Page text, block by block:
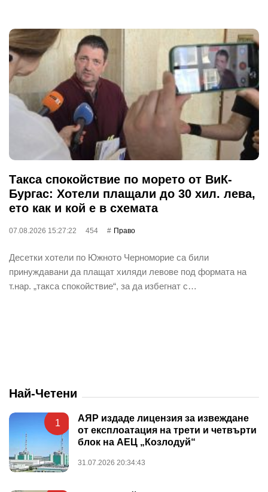
Такса спокойствие по морето от ВиК-
Бургас: Хотели плащали до 30 хил. лева,
ето как и кой е в схемата
07.08.2026 15:27:22 454 Право
Десетки хотели по Южното Черноморие са били
принуждавани да плащат хиляди левове под формата на
т.нар. „такса спокойствие“, за да избегнат с…
Най-Четени
1
АЯР издаде лицензия за извеждане
от експлоатация на трети и четвърти
блок на АЕЦ „Козлодуй“
31.07.2026 20:34:43